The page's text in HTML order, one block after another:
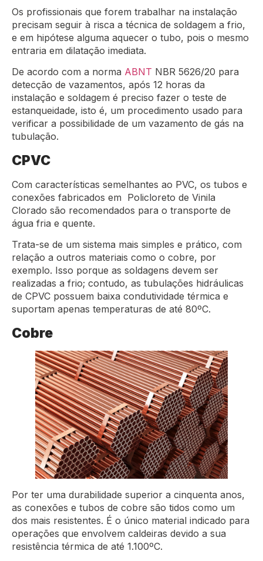
Os profissionais que forem trabalhar na instalação
precisam seguir à risca a técnica de soldagem a frio,
e em hipótese alguma aquecer o tubo, pois o mesmo
entraria em dilatação imediata.
De acordo com a norma ABNT NBR 5626/20 para
detecção de vazamentos, após 12 horas da
instalação e soldagem é preciso fazer o teste de
estanqueidade, isto é, um procedimento usado para
verificar a possibilidade de um vazamento de gás na
tubulação.
CPVC
Com características semelhantes ao PVC, os tubos e
conexões fabricados em Policloreto de Vinila
Clorado são recomendados para o transporte de
água fria e quente.
Trata-se de um sistema mais simples e prático, com
relação a outros materiais como o cobre, por
exemplo. Isso porque as soldagens devem ser
realizadas a frio; contudo, as tubulações hidráulicas
de CPVC possuem baixa condutividade térmica e
suportam apenas temperaturas de até 80ºC.
Cobre
Por ter uma durabilidade superior a cinquenta anos,
as conexões e tubos de cobre são tidos como um
dos mais resistentes. É o único material indicado para
operações que envolvem caldeiras devido a sua
resistência térmica de até 1.100ºC.